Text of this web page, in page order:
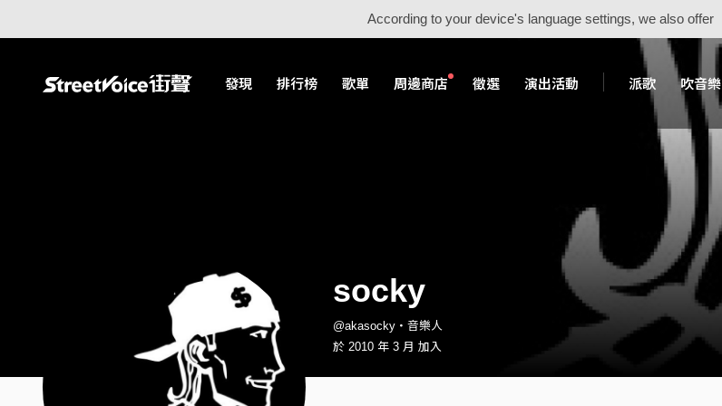
According to your device's language settings, we also offer
發現 排行榜 歌單 周邊商店 徵選 演出活動 派歌 吹音樂
socky
@akasocky・音樂人
於 2010 年 3 月 加入